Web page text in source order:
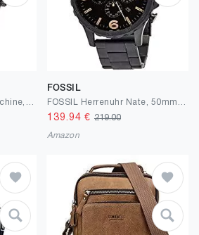
FOSSIL
139.94 € 219.00
Amazon